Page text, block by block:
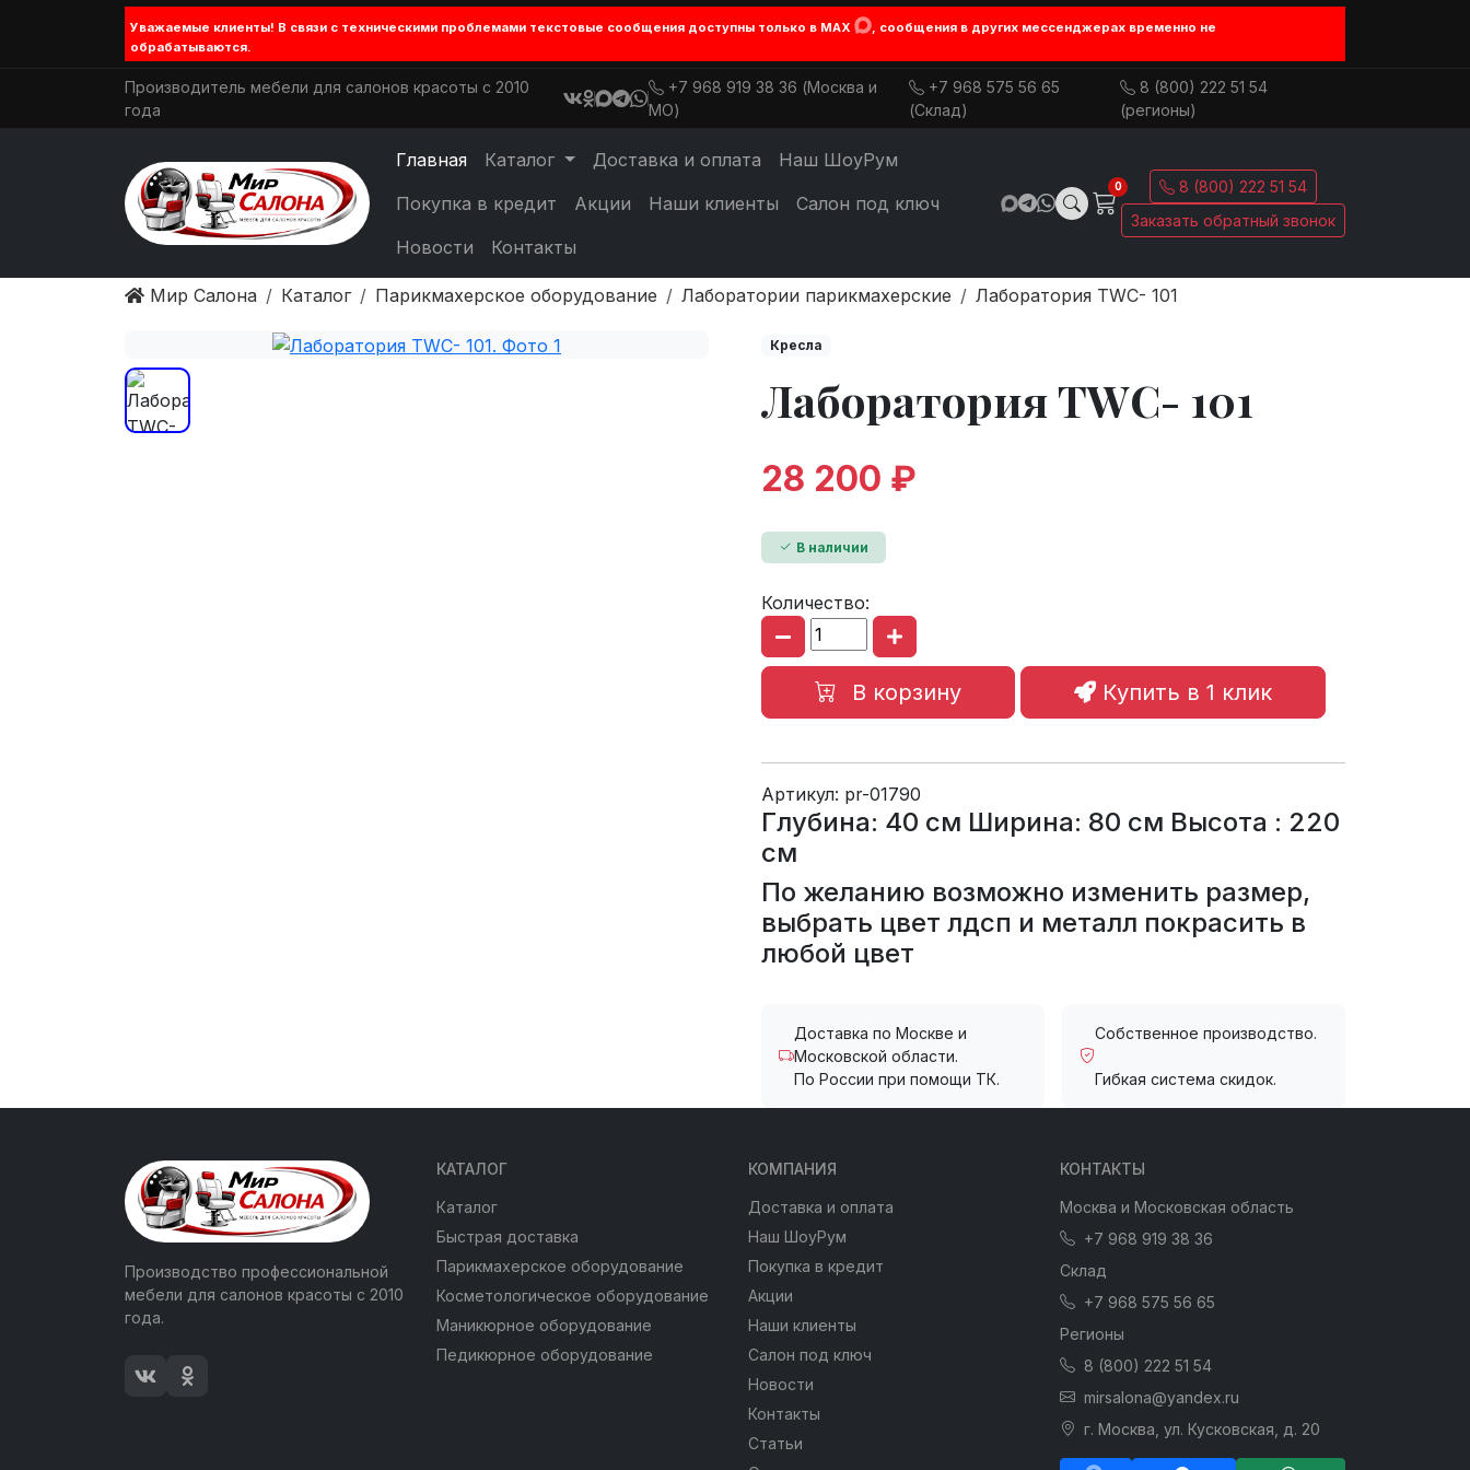
Уважаемые клиенты! В связи с техническими проблемами текстовые сообщения доступны только в MAX
, сообщения в других мессенджерах временно не
обрабатываются.
Производитель мебели для салонов красоты с 2010
года
+7 968 919 38 36 (Москва и
МО)
+7 968 575 56 65
(Склад)
8 (800) 222 51 54
(регионы)
Главная Каталог Доставка и оплата
Наш ШоуРум
Покупка в кредит
Акции Наши клиенты
Салон под ключ
Новости
Контакты
0
8 (800) 222 51 54
Заказать обратный звонок
Мир Салона Каталог Парикмахерское оборудование Лаборатории парикмахерские Лаборатория TWC- 101
Кресла
Лаборатория TWC- 101
28 200 ₽
В наличии
Количество:
В корзину Купить в 1 клик
Артикул: pr-01790
Глубина: 40 см Ширина: 80 см Высота : 220
см
По желанию возможно изменить размер,
выбрать цвет лдсп и металл покрасить в
любой цвет
Доставка по Москве и
Московской области.
По России при помощи ТК.
Собственное производство.
Гибкая система скидок.
Производство профессиональной
мебели для салонов красоты с 2010
года.
КАТАЛОГ
Каталог
Быстрая доставка
Парикмахерское оборудование
Косметологическое оборудование
Маникюрное оборудование
Педикюрное оборудование
КОМПАНИЯ
Доставка и оплата
Наш ШоуРум
Покупка в кредит
Акции
Наши клиенты
Салон под ключ
Новости
Контакты
Статьи
КОНТАКТЫ
Москва и Московская область
+7 968 919 38 36
Склад
+7 968 575 56 65
Регионы
8 (800) 222 51 54
mirsalona@yandex.ru
г. Москва, ул. Кусковская, д. 20